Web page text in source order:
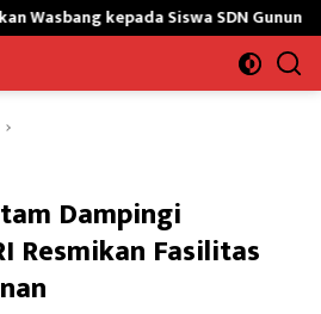
Siswa SDN Gunung Susu
Dampingi
Resmikan Fasilitas